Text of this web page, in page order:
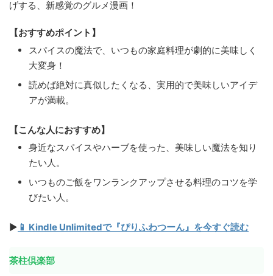
げする、新感覚のグルメ漫画！
【おすすめポイント】
スパイスの魔法で、いつもの家庭料理が劇的に美味しく
大変身！
読めば絶対に真似したくなる、実用的で美味しいアイデ
アが満載。
【こんな人におすすめ】
身近なスパイスやハーブを使った、美味しい魔法を知り
たい人。
いつものご飯をワンランクアップさせる料理のコツを学
びたい人。
▶ 📱 Kindle Unlimitedで『ぴりふわつーん』を今すぐ読む
茶柱倶楽部